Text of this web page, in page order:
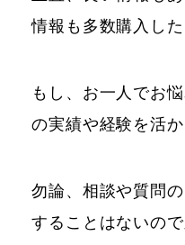
情報も多数購入し
もし、お一人でお
の実績や経験を活
勿論、相談や質問
することはないの